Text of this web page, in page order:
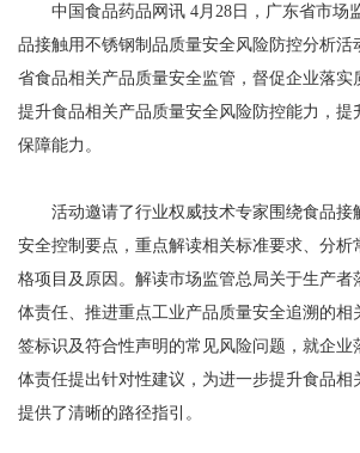
中国食品药品网讯 4月28日，广东省市场
品接触用不锈钢制品质量安全风险防控分析活
省食品相关产品质量安全监管，督促企业落实
提升食品相关产品质量安全风险防控能力，提
保障能力。
活动邀请了行业权威技术专家围绕食品接
安全控制要点，重点解读相关标准要求、分析
格项目及原因。解读市场监管总局关于生产者
体责任、推进重点工业产品质量安全追溯的相
签标识及符合性声明的常见风险问题，就企业
体责任提出针对性建议，为进一步提升食品相
提供了清晰的路径指引。